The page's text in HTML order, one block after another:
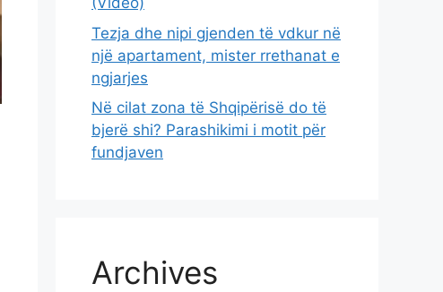
Tezja dhe nipi gjenden të vdkur në
një apartament, mister rrethanat e
ngjarjes
Në cilat zona të Shqipërisë do të
bjerë shi? Parashikimi i motit për
fundjaven
Archives